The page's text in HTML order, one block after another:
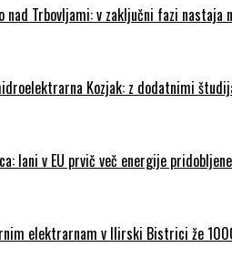
nad Trbovljami: v zaključni fazi nastaja
Kozjak: z dodatnimi
lani v EU prvič več energije
elektrarnam v Ilirski Bistrici že